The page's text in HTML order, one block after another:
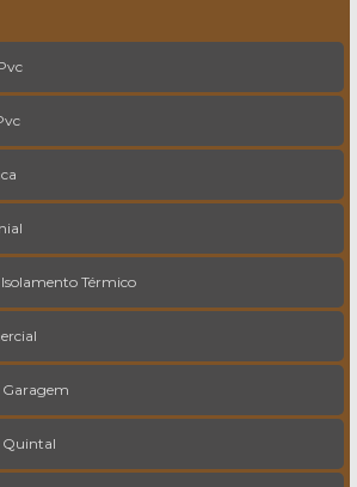
Térmico
Garagem
Quintal